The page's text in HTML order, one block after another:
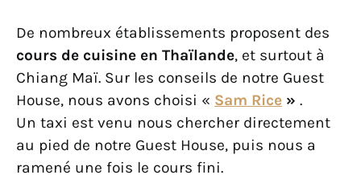
De nombreux établissements proposent des
cours de cuisine en Thaïlande, et surtout à
Chiang Maï. Sur les conseils de notre Guest
House, nous avons choisi « Sam Rice » .
Un taxi est venu nous chercher directement
au pied de notre Guest House, puis nous a
ramené une fois le cours fini.